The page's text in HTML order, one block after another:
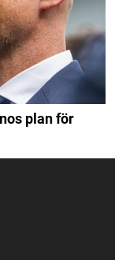
plan för